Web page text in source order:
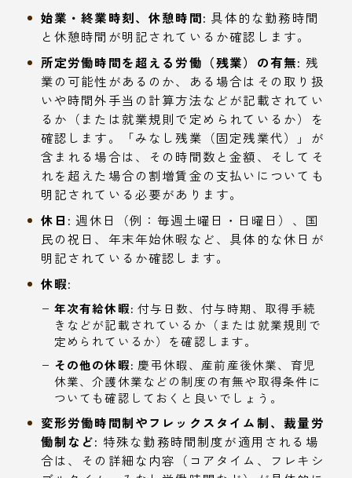
始業・終業時刻、休憩時間: 具体的な勤務時間
と休憩時間が明記されているか確認します。
所定労働時間を超える労働（残業）の有無: 残
業の可能性があるのか、ある場合はその取り扱
いや時間外手当の計算方法などが記載されてい
るか（または就業規則で定められているか）を
確認します。「みなし残業（固定残業代）」が
含まれる場合は、その時間数と金額、そしてそ
れを超えた場合の割増賃金の支払いについても
明記されている必要があります。
休日: 週休日（例：毎週土曜日・日曜日）、国
民の祝日、年末年始休暇など、具体的な休日が
明記されているか確認します。
休暇:
年次有給休暇: 付与日数、付与時期、取得手続
きなどが記載されているか（または就業規則で
定められているか）を確認します。
その他の休暇: 慶弔休暇、産前産後休業、育児
休業、介護休業などの制度の有無や取得条件に
ついても確認しておくと良いでしょう。
変形労働時間制やフレックスタイム制、裁量労
働制など: 特殊な勤務時間制度が適用される場
合は、その詳細な内容（コアタイム、フレキシ